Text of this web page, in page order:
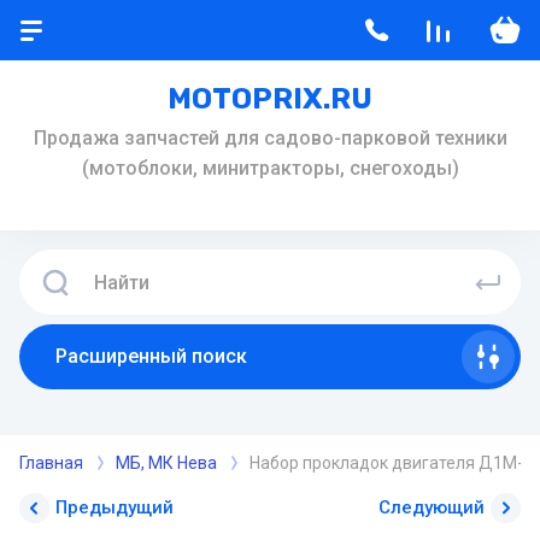
MOTOPRIX.RU
Продажа запчастей для садово-парковой техники
(мотоблоки, минитракторы, снегоходы)
Расширенный поиск
Главная МБ, МК Нева Набор прокладок двигателя Д1М-
Предыдущий Следующий